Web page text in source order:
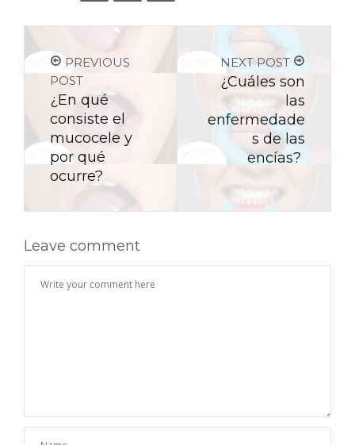
PREVIOUS
POST
¿En qué
consiste el
mucocele y
por qué
ocurre?
NEXT POST
¿Cuáles son
las
enfermedade
s de las
encías?
Leave comment